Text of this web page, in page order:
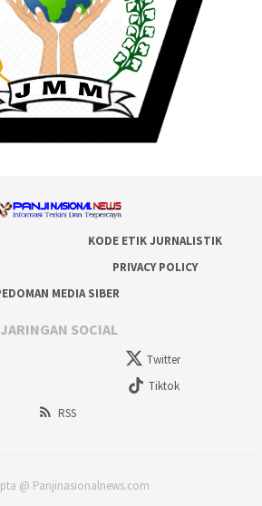
KODE ETIK JURNALISTIK
PRIVACY POLICY
MEDIA SIBER
JARINGAN SOCIAL
Twitter
Tiktok
RSS
@ Panjinasionalnews.com